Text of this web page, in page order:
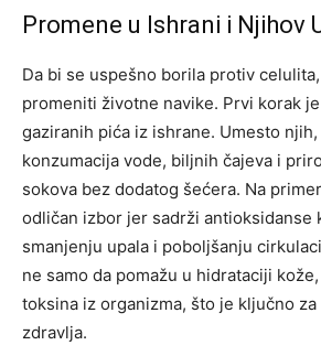
Promene u Ishrani i Njihov
Da bi se uspešno borila protiv
promeniti životne navike. Prvi korak
gaziranih pića iz ishrane. Umesto
konzumacija vode, biljnih čajeva i
sokova bez dodatog šećera. Na
odličan izbor jer sadrži antioksidanse
smanjenju upala i poboljšanju
ne samo da pomažu u hidrataciji
toksina iz organizma, što je ključno
zdravlja.